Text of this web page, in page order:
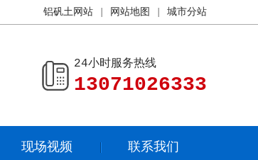
铝矾土网站 网站地图 城市分站
24小时服务热线
13071026333
现场视频 联系我们